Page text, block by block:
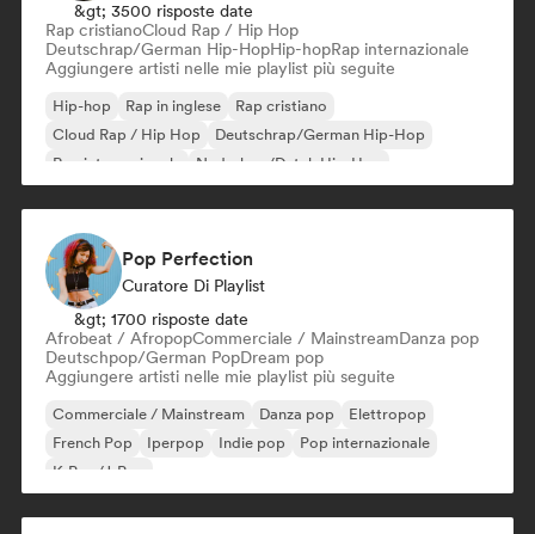
&gt; 3500 risposte date
Rap cristianoCloud Rap / Hip Hop
Deutschrap/German Hip-HopHip-hopRap internazionale
Aggiungere artisti nelle mie playlist più seguite
Hip-hop Rap in inglese
Rap cristiano
Cloud Rap / Hip Hop
Deutschrap/German Hip-Hop
Rap internazionale
Nederhop/Dutch Hip-Hop
Pop Perfection
Curatore Di Playlist
&gt; 1700 risposte date
Afrobeat / AfropopCommerciale / MainstreamDanza pop
Deutschpop/German PopDream pop
Aggiungere artisti nelle mie playlist più seguite
Commerciale / Mainstream Danza pop
Elettropop
French Pop
Iperpop Indie pop
Pop internazionale
K-Pop/J-Pop